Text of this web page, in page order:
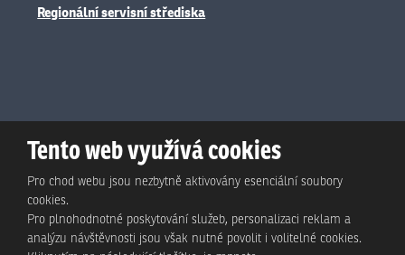
Regionální servisní střediska
© Animo Bohemia s.r.o., 2026, vytvořila eBRÁNA s.r.o.
Tento web využívá cookies
Pro chod webu jsou nezbytně aktivovány esenciální soubory
cookies.
Pro plnohodnotné poskytování služeb, personalizaci reklam a
analýzu návštěvnosti jsou však nutné povolit i volitelné cookies.